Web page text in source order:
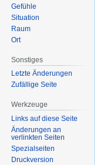
Gefühle
Situation
Raum
Ort
Sonstiges
Letzte Änderungen
Zufällige Seite
Werkzeuge
Links auf diese Seite
Änderungen an
verlinkten Seiten
Spezialseiten
Druckversion